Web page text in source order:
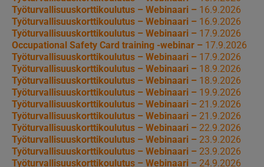
Työturvallisuuskorttikoulutus – Webinaari – 16.9.2026
Työturvallisuuskorttikoulutus – Webinaari – 16.9.2026
Työturvallisuuskorttikoulutus – Webinaari – 17.9.2026
Occupational Safety Card training -webinar – 17.9.2026
Työturvallisuuskorttikoulutus – Webinaari – 17.9.2026
Työturvallisuuskorttikoulutus – Webinaari – 18.9.2026
Työturvallisuuskorttikoulutus – Webinaari – 18.9.2026
Työturvallisuuskorttikoulutus – Webinaari – 19.9.2026
Työturvallisuuskorttikoulutus – Webinaari – 21.9.2026
Työturvallisuuskorttikoulutus – Webinaari – 21.9.2026
Työturvallisuuskorttikoulutus – Webinaari – 22.9.2026
Työturvallisuuskorttikoulutus – Webinaari – 23.9.2026
Työturvallisuuskorttikoulutus – Webinaari – 23.9.2026
Työturvallisuuskorttikoulutus – Webinaari – 24.9.2026